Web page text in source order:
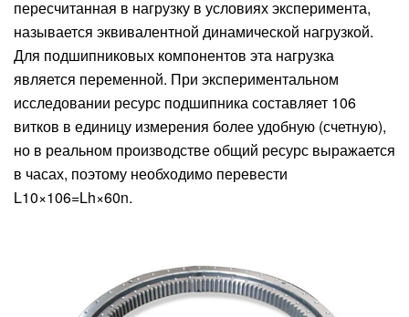
пересчитанная в нагрузку в условиях эксперимента,
называется эквивалентной динамической нагрузкой.
Для подшипниковых компонентов эта нагрузка
является переменной. При экспериментальном
исследовании ресурс подшипника составляет 106
витков в единицу измерения более удобную (счетную),
но в реальном производстве общий ресурс выражается
в часах, поэтому необходимо перевести
L10×106=Lh×60n.